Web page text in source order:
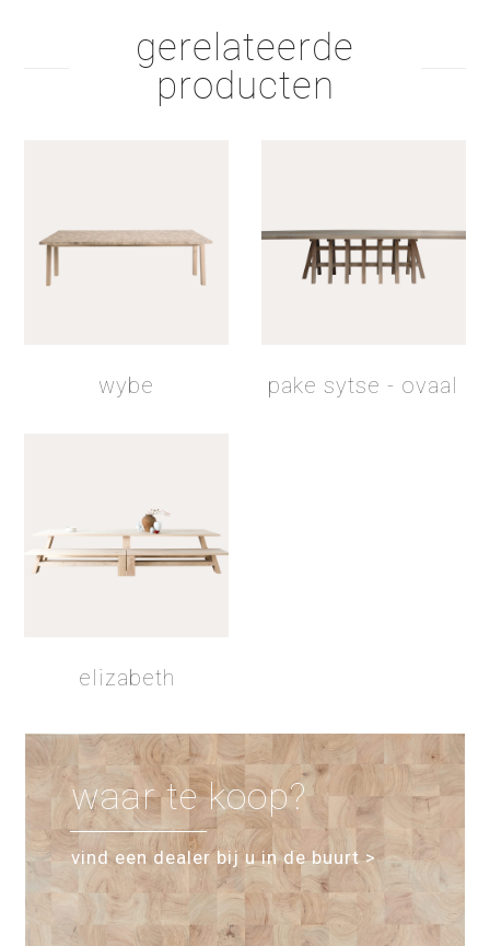
gerelateerde
producten
wybe pake sytse - ovaal
elizabeth
waar te koop?
vind een dealer bij u in de buurt >